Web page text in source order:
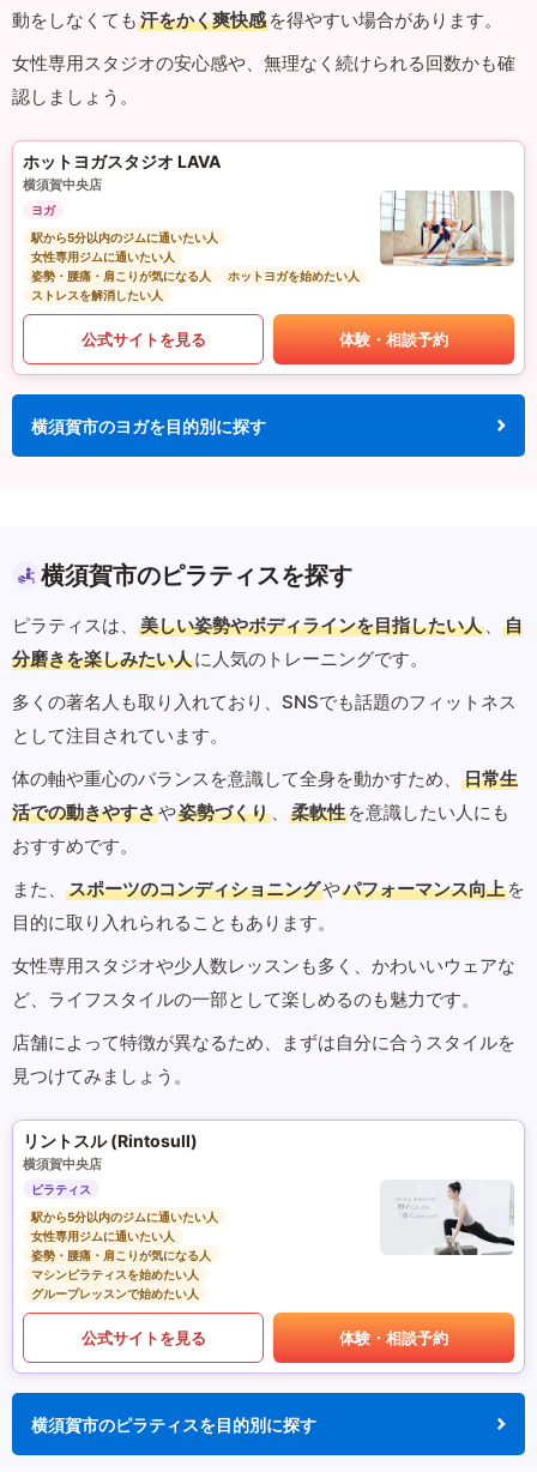
動をしなくても 汗をかく爽快感 を得やすい場合があります。
女性専用スタジオの安心感や、無理なく続けられる回数かも確
認しましょう。
ホットヨガスタジオ LAVA
横須賀中央店
ヨガ
駅から5分以内のジムに通いたい人
女性専用ジムに通いたい人
姿勢・腰痛・肩こりが気になる人
ホットヨガを始めたい人
ストレスを解消したい人
公式サイトを見る 体験・相談予約
横須賀市のヨガを目的別に探す
横須賀市のピラティスを探す
ピラティスは、 美しい姿勢やボディラインを目指したい人 、
自
分磨きを楽しみたい人に人気のトレーニングです。
多くの著名人も取り入れており、SNSでも話題のフィットネス
として注目されています。
体の軸や重心のバランスを意識して全身を動かすため、
日常生
活での動きやすさや姿勢づくり 、 柔軟性 を意識したい人にも
おすすめです。
また、
スポーツのコンディショニングやパフォーマンス向上 を
目的に取り入れられることもあります。
女性専用スタジオや少人数レッスンも多く、かわいいウェアな
ど、ライフスタイルの一部として楽しめるのも魅力です。
店舗によって特徴が異なるため、まずは自分に合うスタイルを
見つけてみましょう。
リントスル (Rintosull)
横須賀中央店
ピラティス
駅から5分以内のジムに通いたい人
女性専用ジムに通いたい人
姿勢・腰痛・肩こりが気になる人
マシンピラティスを始めたい人
グループレッスンで始めたい人
公式サイトを見る 体験・相談予約
横須賀市のピラティスを目的別に探す